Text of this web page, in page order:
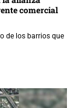
comercial
de los barrios que